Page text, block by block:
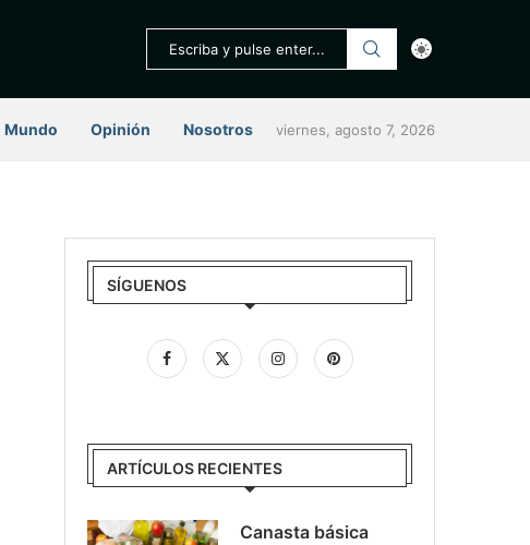
Mundo Opinión Nosotros viernes, agosto 7, 2026
SÍGUENOS
ARTÍCULOS RECIENTES
Canasta básica